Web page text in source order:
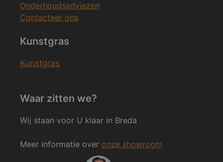
Onderhoudsadviezen
Contacteer ons
Kunstgras
Kunstgras
Waar zitten we?
Wij staan voor U klaar in Breda
Meer informatie over onze showroom